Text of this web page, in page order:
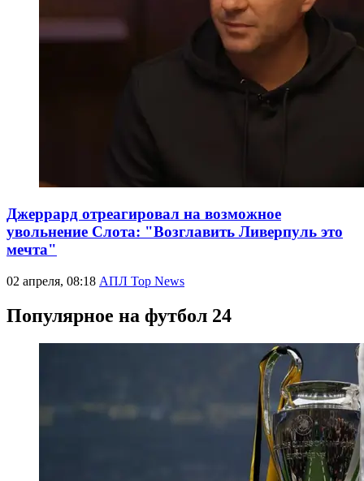
Джеррард отреагировал на возможное
увольнение Слота: "Возглавить Ливерпуль это
мечта"
02 апреля, 08:18 АПЛ Top News
Популярное на футбол 24